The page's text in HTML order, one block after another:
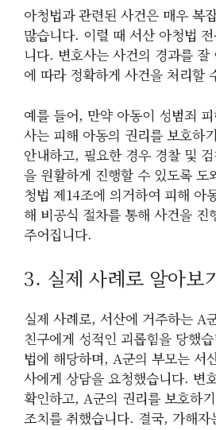
아청법과 관련된 사건은 매우 복
많습니다. 이럴 때 서산 아청법
니다. 변호사는 사건의 경과를
에 따라 정확하게 사건을 처리할
예를 들어, 만약 아동이 성범죄
사는 피해 아동의 권리를 보호하
안내하고, 필요한 경우 경찰 및
을 원활하게 진행할 수 있도록 도
청법 제14조에 의거하여 피해 아
해 비공식 절차를 통해 사건을 진
주어집니다.
3. 실제 사례로 알아보
실제 사례로, 서산에 거주하는 A
친구에게 성적인 괴롭힘을 당했
법에 해당하며, A군의 부모는 서
사에게 상담을 요청했습니다. 변
확인하고, A군의 권리를 보호하
조치를 취했습니다. 결국, 가해자